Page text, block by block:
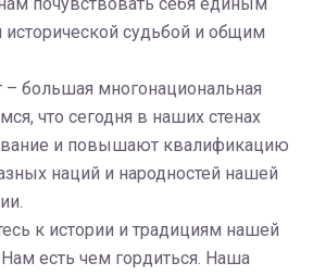
судьбой и общим
– большая многонациональная
что сегодня в наших стенах
и повышают квалификацию
наций и народностей нашей
к истории и традициям нашей
есть чем гордиться. Наша